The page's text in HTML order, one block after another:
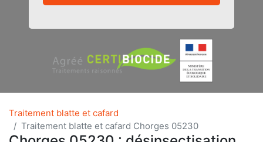
Traitement blatte et cafard
Traitement blatte et cafard Chorges 05230